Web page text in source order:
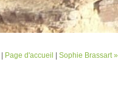
Page d'accueil Sophie Brassart »